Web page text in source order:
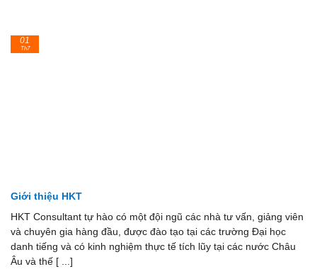
Giới thiệu HKT
HKT Consultant tự hào có một đội ngũ các nhà tư vấn, giảng viên
và chuyên gia hàng đầu, được đào tạo tại các trường Đại học
danh tiếng và có kinh nghiệm thực tế tích lũy tại các nước Châu
Âu và thế [ ...]
01
Th7